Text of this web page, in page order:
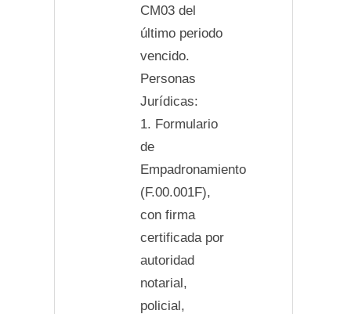
CM03 del
último periodo
vencido.
Personas
Jurídicas:
1. Formulario
de
Empadronamiento
(F.00.001F),
con firma
certificada por
autoridad
notarial,
policial,